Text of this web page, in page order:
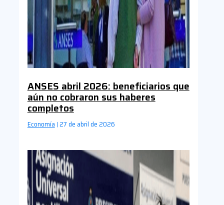
ANSES abril 2026: beneficiarios que
aún no cobraron sus haberes
completos
Economía | 27 de abril de 2026